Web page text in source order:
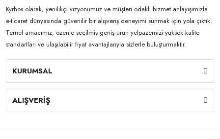
Kyrhos olarak, yenilikçi vizyonumuz ve müşteri odaklı hizmet anlayışımızla
e-ticaret dünyasında güvenilir bir alışveriş deneyimi sunmak için yola çıktık.
Temel amacımız, özenle seçilmiş geniş ürün yelpazemizi yüksek kalite
standartları ve ulaşılabilir fiyat avantajlarıyla sizlerle buluşturmaktır.
KURUMSAL
ALIŞVERİŞ